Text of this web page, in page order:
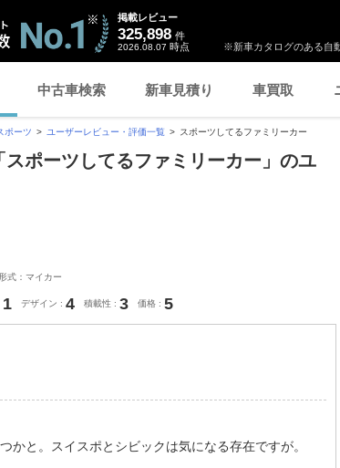
※新車カタログのある自
掲載レビュー
325,898 件
2026.08.07 時点
中古車検索 新車見積り 車買取
ポーツ ユーザーレビュー・評価一覧 スポーツしてるファミリーカー
ポーツしてるファミリーカー」のユ
式：マイカー
1 デザイン 4 積載性 3 価格 5
かと。スイスポとシビックは気になる存在ですが。